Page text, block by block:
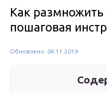
Как
пошаговая
Обновлено: 04.11.2019